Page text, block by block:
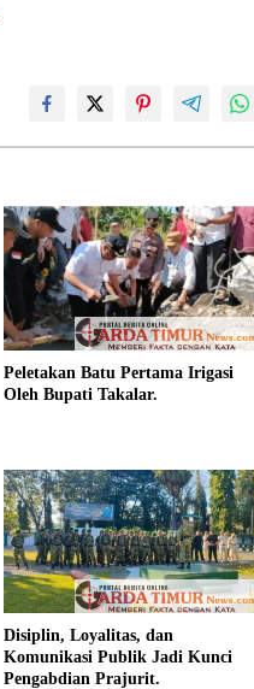
Peletakan Batu Pertama Irigasi
Oleh Bupati Takalar.
Disiplin, Loyalitas, dan
Komunikasi Publik Jadi Kunci
Pengabdian Prajurit.